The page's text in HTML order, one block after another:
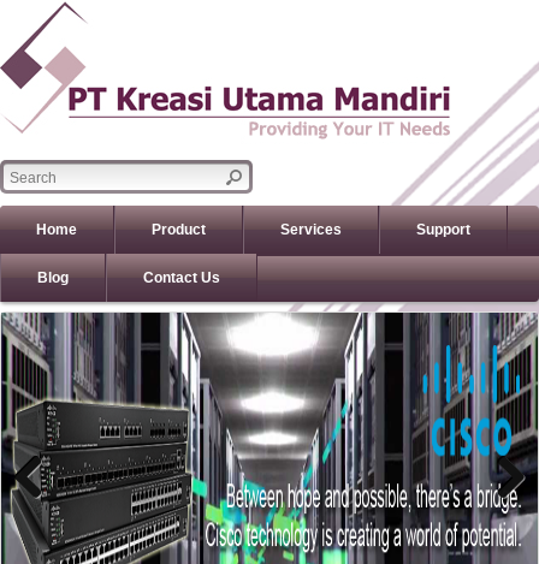
Home Product Services Support
Blog Contact Us
Previous Next
Previous Next